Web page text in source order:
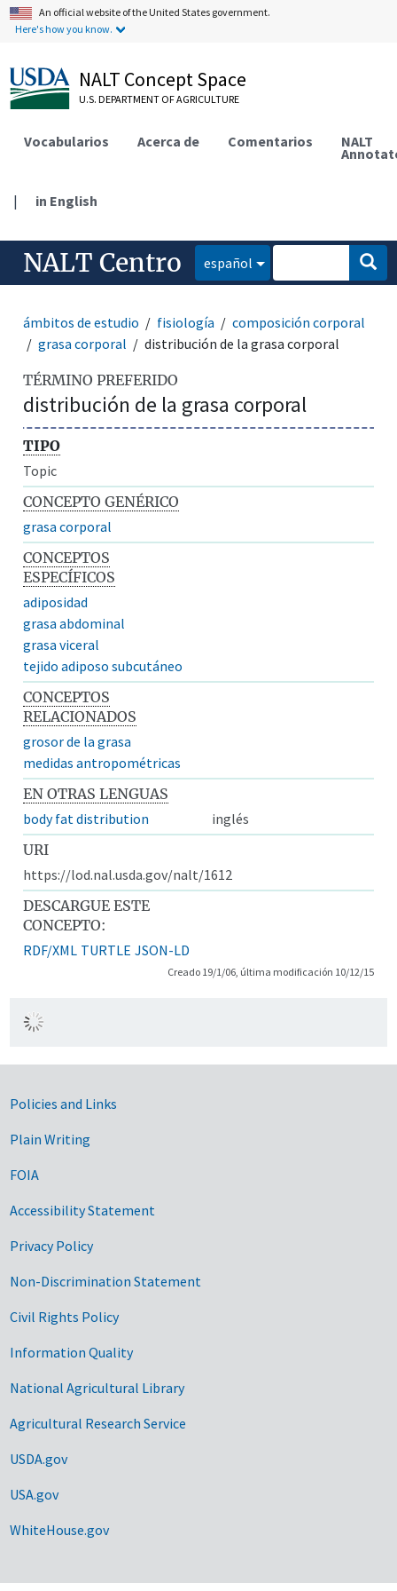
An official website of the United States government.
Here's how you know.
NALT Concept Space
U.S. DEPARTMENT OF AGRICULTURE
Vocabularios Acerca de Comentarios NALT
| in English
NALT Centro español
ámbitos de estudio fisiología
composición corporal
grasa corporal
distribución de la grasa corporal
TÉRMINO PREFERIDO
distribución de la grasa corporal
TIPO
Topic
CONCEPTO GENÉRICO
grasa corporal
CONCEPTOS
ESPECÍFICOS
adiposidad
grasa abdominal
grasa viceral
tejido adiposo subcutáneo
CONCEPTOS
RELACIONADOS
grosor de la grasa
medidas antropométricas
EN OTRAS LENGUAS
body fat distribution
inglés
URI
https://lod.nal.usda.gov/nalt/1612
DESCARGUE ESTE
CONCEPTO:
RDF/XML TURTLE JSON-LD
Creado 19/1/06, última modificación 10/12/15
Government Links
Policies and Links
Plain Writing
FOIA
Accessibility Statement
Privacy Policy
Non-Discrimination Statement
Civil Rights Policy
Information Quality
National Agricultural Library
Agricultural Research Service
USDA.gov
USA.gov
WhiteHouse.gov